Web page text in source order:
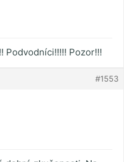
Podvodníci!!!!! Pozor!!!
#1553